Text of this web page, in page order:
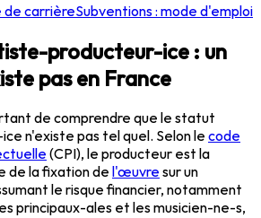
de carrièreSubventions : mode d'emploi
producteur-ice : un
pas en France
de comprendre que le statut
n'existe pas tel quel. Selon le code
(CPI), le producteur est la
de la fixation de l'œuvre sur un
le risque financier, notamment
principaux-ales et les musicien-ne-s,